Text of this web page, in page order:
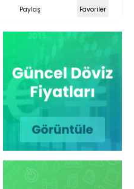
Paylaş Favoriler